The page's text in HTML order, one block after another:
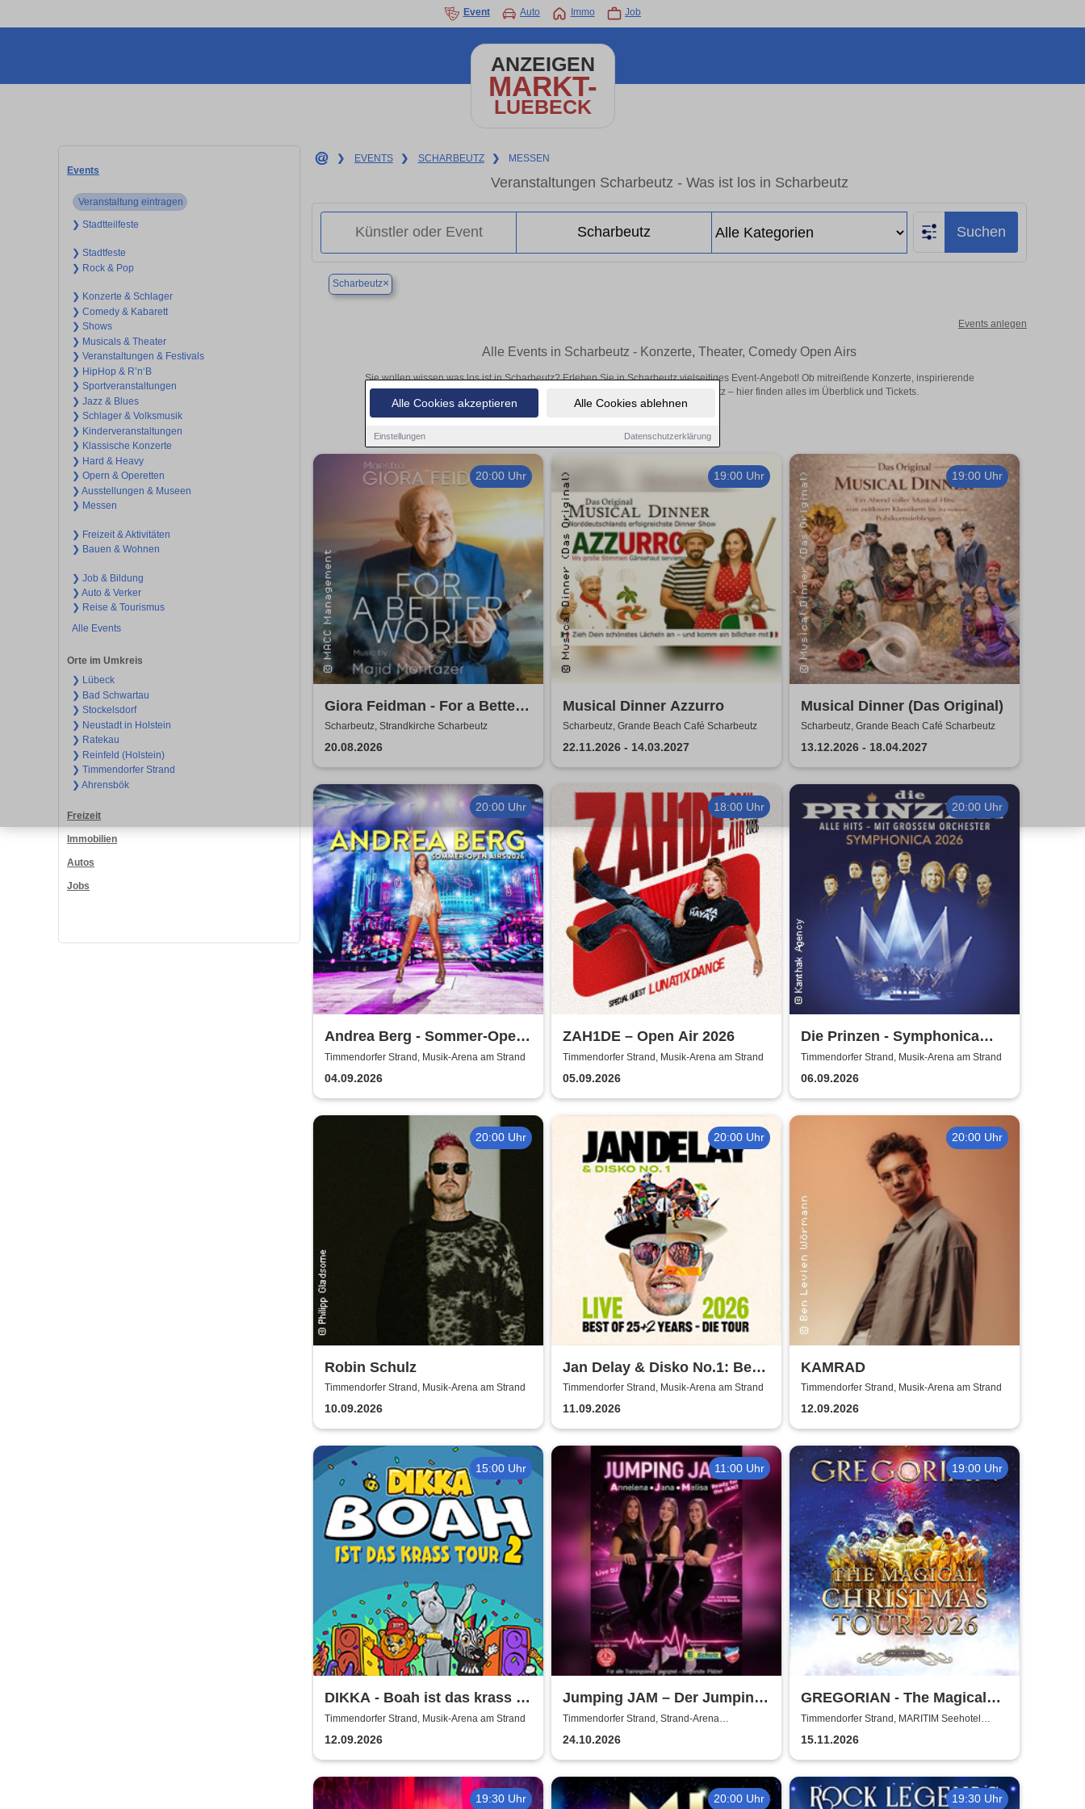
Alle Cookies akzeptieren Alle Cookies ablehnen
Einstellungen Datenschutzerklärung
Event Auto Immo Job
ANZEIGEN
MARKT-
LUEBECK
Events
Veranstaltung eintragen
❯ Stadtteilfeste
❯ Stadtfeste
❯ Rock & Pop
❯ Konzerte & Schlager
❯ Comedy & Kabarett
❯ Shows
❯ Musicals & Theater
❯ Veranstaltungen & Festivals
❯ HipHop & R’n‘B
❯ Sportveranstaltungen
❯ Jazz & Blues
❯ Schlager & Volksmusik
❯ Kinderveranstaltungen
❯ Klassische Konzerte
❯ Hard & Heavy
❯ Opern & Operetten
❯ Ausstellungen & Museen
❯ Messen
❯ Freizeit & Aktivitäten
❯ Bauen & Wohnen
❯ Job & Bildung
❯ Auto & Verker
❯ Reise & Tourismus
Alle Events
Orte im Umkreis
❯ Lübeck
❯ Bad Schwartau
❯ Stockelsdorf
❯ Neustadt in Holstein
❯ Ratekau
❯ Reinfeld (Holstein)
❯ Timmendorfer Strand
❯ Ahrensbök
Freizeit
Immobilien
Autos
Jobs
❯ EVENTS ❯ SCHARBEUTZ ❯ MESSEN
Veranstaltungen Scharbeutz - Was ist los in Scharbeutz
Suchen
Scharbeutz×
Events anlegen
Alle Events in Scharbeutz - Konzerte, Theater, Comedy Open Airs
Sie wollen wissen was los ist in Scharbeutz? Erleben Sie in Scharbeutz vielseitiges Event-Angebot! Ob mitreißende Konzerte, inspirierende
Theateraufführungen oder aufregende Veranstaltungen in Scharbeutz – hier finden alles im Überblick und Tickets.
20:00 Uhr
Giora Feidman - For a Better
World
Scharbeutz, Strandkirche Scharbeutz
20.08.2026
19:00 Uhr
Musical Dinner Azzurro
Scharbeutz, Grande Beach Café Scharbeutz
22.11.2026 - 14.03.2027
19:00 Uhr
Musical Dinner (Das Original)
Scharbeutz, Grande Beach Café Scharbeutz
13.12.2026 - 18.04.2027
20:00 Uhr
Andrea Berg - Sommer-Open
Airs 2026
Timmendorfer Strand, Musik-Arena am Strand
04.09.2026
18:00 Uhr
ZAH1DE – Open Air 2026
Timmendorfer Strand, Musik-Arena am Strand
05.09.2026
20:00 Uhr
Die Prinzen - Symphonica
2026
Timmendorfer Strand, Musik-Arena am Strand
06.09.2026
20:00 Uhr
Robin Schulz
Timmendorfer Strand, Musik-Arena am Strand
10.09.2026
20:00 Uhr
Jan Delay & Disko No.1: Best
of 25 + 2 Years - Die Tour
Timmendorfer Strand, Musik-Arena am Strand
11.09.2026
20:00 Uhr
KAMRAD
Timmendorfer Strand, Musik-Arena am Strand
12.09.2026
15:00 Uhr
DIKKA - Boah ist das krass -
Tour 2026
Timmendorfer Strand, Musik-Arena am Strand
12.09.2026
11:00 Uhr
Jumping JAM – Der Jumping-
Marathon
Timmendorfer Strand, Strand-Arena
24.10.2026
19:00 Uhr
GREGORIAN - The Magical
Christmas Tour 2026
Timmendorfer Strand, MARITIM Seehotel
15.11.2026
19:30 Uhr 20:00 Uhr 19:30 Uhr